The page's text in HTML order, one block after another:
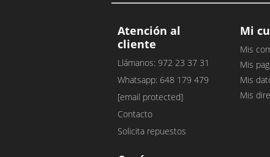
Atención al
cliente
Llámanos: 972 23 37 31
Whatsapp: 648 179 479
[email protected]
Contacto
Solicita repuestos
Mi
Mis
Mis
Mis
Mis